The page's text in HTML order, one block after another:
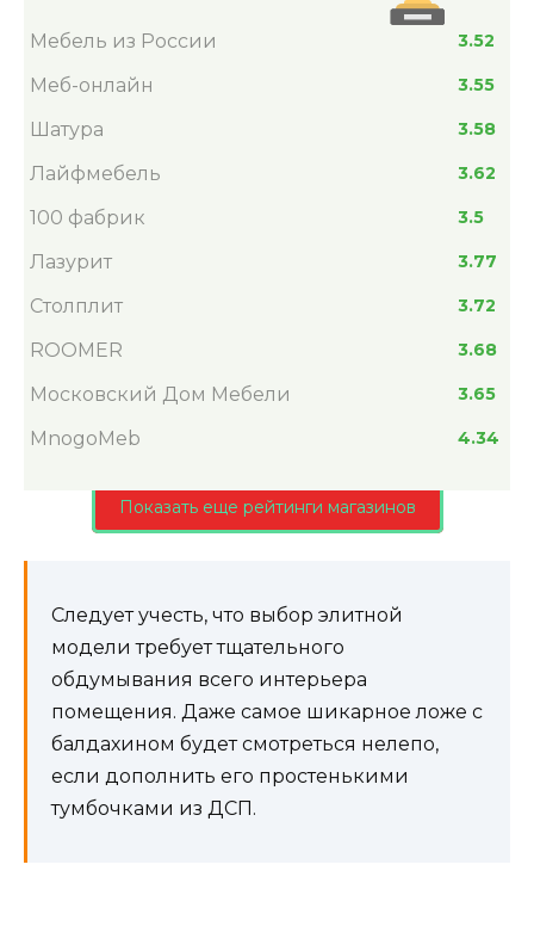
Мебель из России 3.52
Меб-онлайн 3.55
Шатура 3.58
Лайфмебель 3.62
100 фабрик 3.5
Лазурит 3.77
Столплит 3.72
ROOMER 3.68
Московский Дом Мебели 3.65
MnogoMeb 4.34
Показать еще рейтинги магазинов
Следует учесть, что выбор элитной
модели требует тщательного
обдумывания всего интерьера
помещения. Даже самое шикарное ложе с
балдахином будет смотреться нелепо,
если дополнить его простенькими
тумбочками из ДСП.